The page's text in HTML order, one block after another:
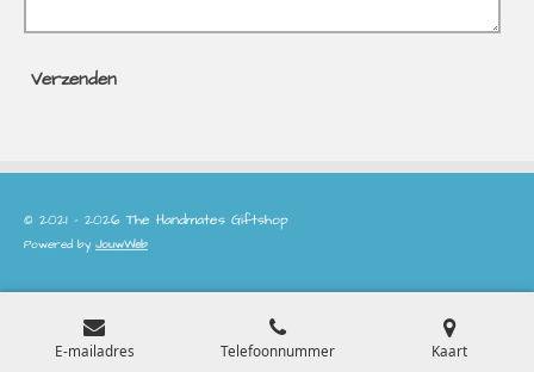
Verzenden
© 2021 - 2026 The Handmates Giftshop
Powered by JouwWeb
E-mailadres Telefoonnummer Kaart